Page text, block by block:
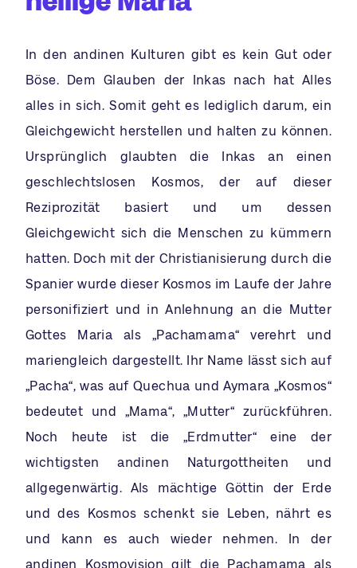
In den andinen Kulturen gibt es kein Gut oder
Böse. Dem Glauben der Inkas nach hat Alles
alles in sich. Somit geht es lediglich darum, ein
Gleichgewicht herstellen und halten zu können.
Ursprünglich glaubten die Inkas an einen
geschlechtslosen Kosmos, der auf dieser
Reziprozität basiert und um dessen
Gleichgewicht sich die Menschen zu kümmern
hatten. Doch mit der Christianisierung durch die
Spanier wurde dieser Kosmos im Laufe der Jahre
personifiziert und in Anlehnung an die Mutter
Gottes Maria als „Pachamama“ verehrt und
mariengleich dargestellt. Ihr Name lässt sich auf
„Pacha“, was auf Quechua und Aymara „Kosmos“
bedeutet und „Mama“, „Mutter“ zurückführen.
Noch heute ist die „Erdmutter“ eine der
wichtigsten andinen Naturgottheiten und
allgegenwärtig. Als mächtige Göttin der Erde
und des Kosmos schenkt sie Leben, nährt es
und kann es auch wieder nehmen. In der
andinen Kosmovision gilt die Pachamama als